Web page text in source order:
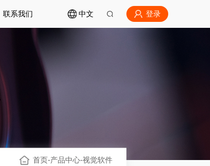
联系我们 中文 登录
首页-产品中心-视觉软件